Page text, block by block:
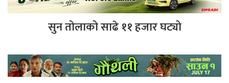
सुन तोलाको साढे ११ हजार घट्यो